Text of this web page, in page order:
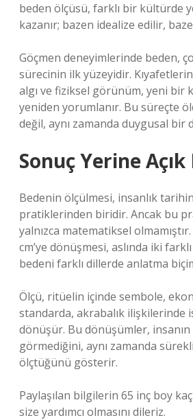
beden ölçüsü, farklı bir kültürde
kazanır; bazen idealize edilir,
Göçmen deneyimlerinde beden,
sürecinin ilk yüzeyidir.
algı ve fiziksel görünüm, yeni bir
yeniden yorumlanır. Bu süreçte
değil, aynı zamanda duygusal bir
Sonuç Yerine
Bedenin ölçülmesi, insanlık
pratiklerinden biridir. Ancak bu
yalnızca matematiksel
cm’ye dönüşmesi, aslında iki
bedeni farklı dillerde anlatma
Ölçü, ritüelin içinde sembole,
standarda, akrabalık ilişkilerinde
dönüşür. Bu dönüşümler, insanın
görmediğini, aynı zamanda
ölçtüğünü gösterir.
Paylaşılan bilgilerin 65 inç boy
size yardımcı olmasını dileriz.